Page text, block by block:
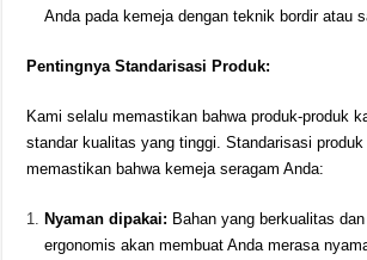
Anda pada kemeja dengan teknik bordir atau
Pentingnya Standarisasi Produk:
Kami selalu memastikan bahwa produk-produk
standar kualitas yang tinggi. Standarisasi
memastikan bahwa kemeja seragam Anda:
Nyaman dipakai: Bahan yang berkualitas
ergonomis akan membuat Anda merasa